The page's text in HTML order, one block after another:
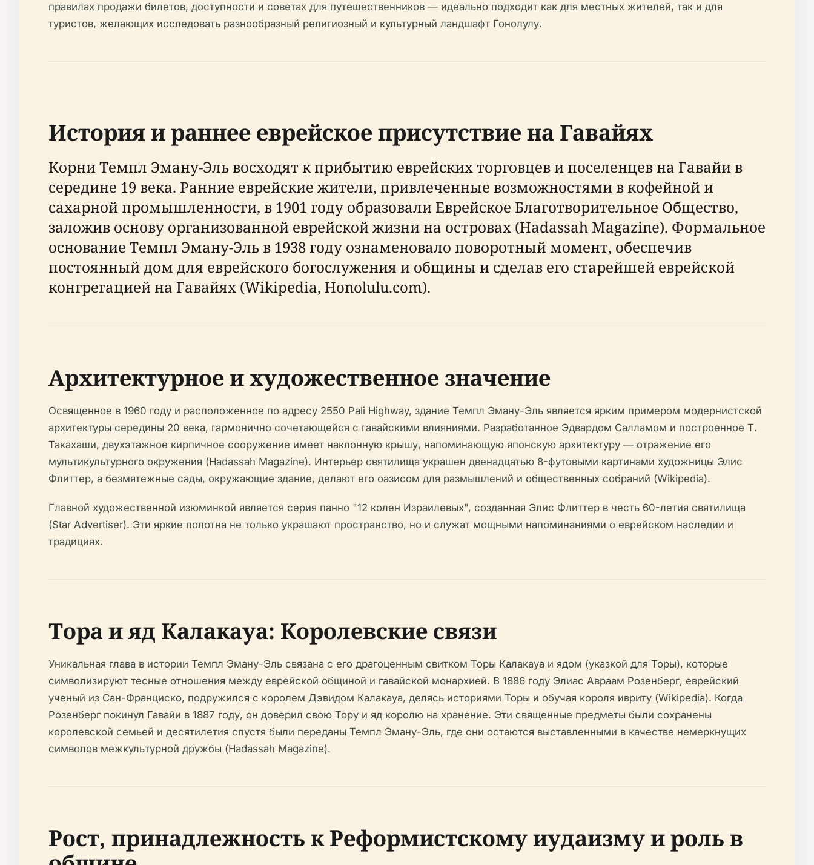
правилах продажи билетов, доступности и советах для путешественников — идеально подходит как для местных жителей, так и для
туристов, желающих исследовать разнообразный религиозный и культурный ландшафт Гонолулу.
История и раннее еврейское присутствие на Гавайях
Корни Темпл Эману-Эль восходят к прибытию еврейских торговцев и поселенцев на Гавайи в
середине 19 века. Ранние еврейские жители, привлеченные возможностями в кофейной и
сахарной промышленности, в 1901 году образовали Еврейское Благотворительное Общество,
заложив основу организованной еврейской жизни на островах (Hadassah Magazine). Формальное
основание Темпл Эману-Эль в 1938 году ознаменовало поворотный момент, обеспечив
постоянный дом для еврейского богослужения и общины и сделав его старейшей еврейской
конгрегацией на Гавайях (Wikipedia, Honolulu.com).
Архитектурное и художественное значение
Освященное в 1960 году и расположенное по адресу 2550 Pali Highway, здание Темпл Эману-Эль является ярким примером модернистской
архитектуры середины 20 века, гармонично сочетающейся с гавайскими влияниями. Разработанное Эдвардом Салламом и построенное Т.
Такахаши, двухэтажное кирпичное сооружение имеет наклонную крышу, напоминающую японскую архитектуру — отражение его
мультикультурного окружения (Hadassah Magazine). Интерьер святилища украшен двенадцатью 8-футовыми картинами художницы Элис
Флиттер, а безмятежные сады, окружающие здание, делают его оазисом для размышлений и общественных собраний (Wikipedia).
Главной художественной изюминкой является серия панно "12 колен Израилевых", созданная Элис Флиттер в честь 60-летия святилища
(Star Advertiser). Эти яркие полотна не только украшают пространство, но и служат мощными напоминаниями о еврейском наследии и
традициях.
Тора и яд Калакауа: Королевские связи
Уникальная глава в истории Темпл Эману-Эль связана с его драгоценным свитком Торы Калакауа и ядом (указкой для Торы), которые
символизируют тесные отношения между еврейской общиной и гавайской монархией. В 1886 году Элиас Авраам Розенберг, еврейский
ученый из Сан-Франциско, подружился с королем Дэвидом Калакауа, делясь историями Торы и обучая короля ивриту (Wikipedia). Когда
Розенберг покинул Гавайи в 1887 году, он доверил свою Тору и яд королю на хранение. Эти священные предметы были сохранены
королевской семьей и десятилетия спустя были переданы Темпл Эману-Эль, где они остаются выставленными в качестве немеркнущих
символов межкультурной дружбы (Hadassah Magazine).
Рост, принадлежность к Реформистскому иудаизму и роль в